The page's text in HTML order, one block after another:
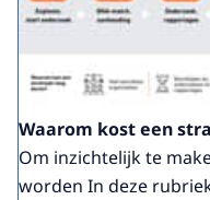
Waarom kost een
Om inzichtelijk te
worden In deze